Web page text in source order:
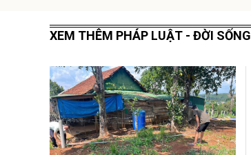
XEM THÊM PHÁP LUẬT - ĐỜI SỐNG